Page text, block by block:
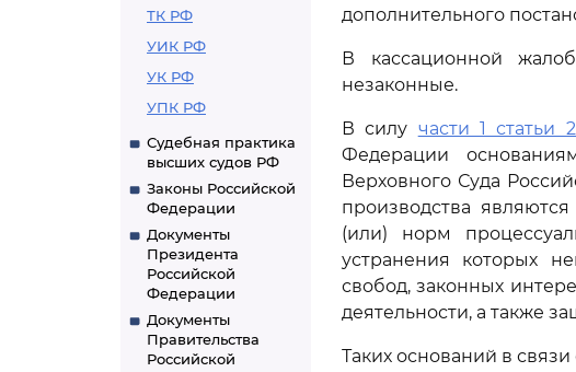
ТК РФ
УИК РФ
УК РФ
УПК РФ
Судебная практика
высших судов РФ
Законы Российской
Федерации
Документы
Президента
Российской
Федерации
Документы
Правительства
Российской
дополнительного
В кассационной
незаконные.
В силу части 1 статьи
Федерации
Верховного Суда
производства
(или) норм
устранения которых
свобод, законных
деятельности, а также
Таких оснований в